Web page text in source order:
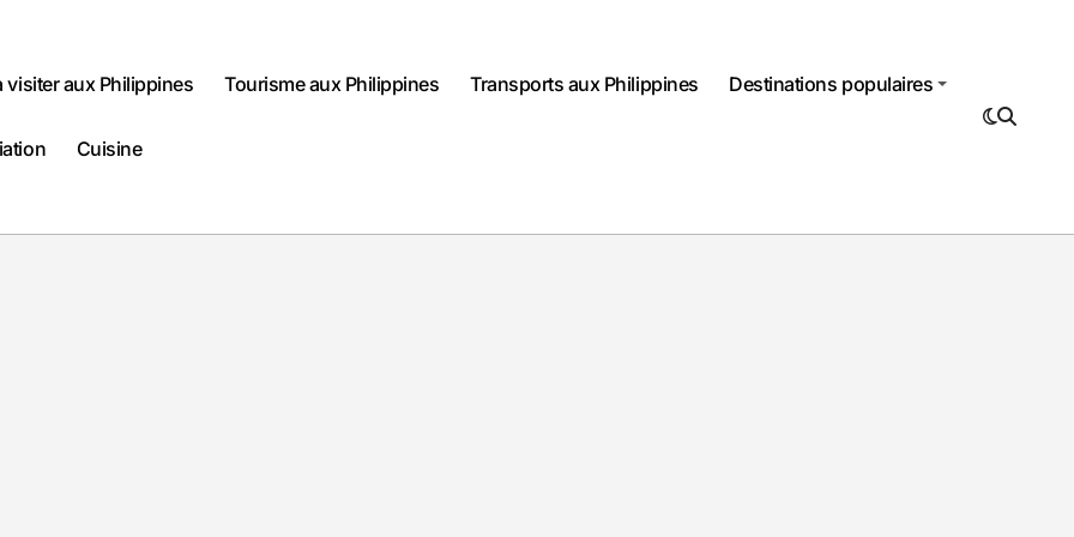
visiter aux Philippines
Tourisme aux Philippines Transports aux Philippines Destinations populaires
Cuisine